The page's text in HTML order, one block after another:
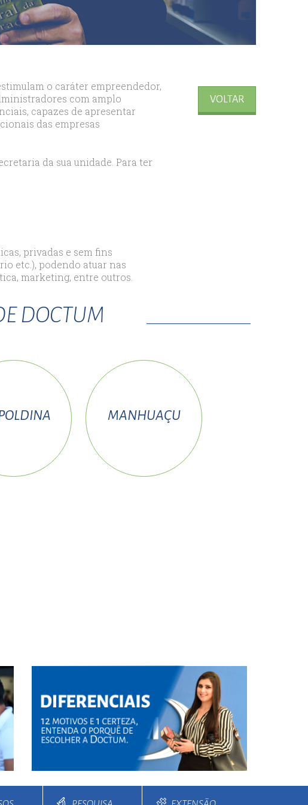
o caráter empreendedor,
com amplo
capazes de apresentar
das empresas
da sua unidade. Para ter
privadas e sem fins
etc.), podendo atuar nas
marketing, entre outros.
VOLTAR
DOCTUM
MANHUAÇU